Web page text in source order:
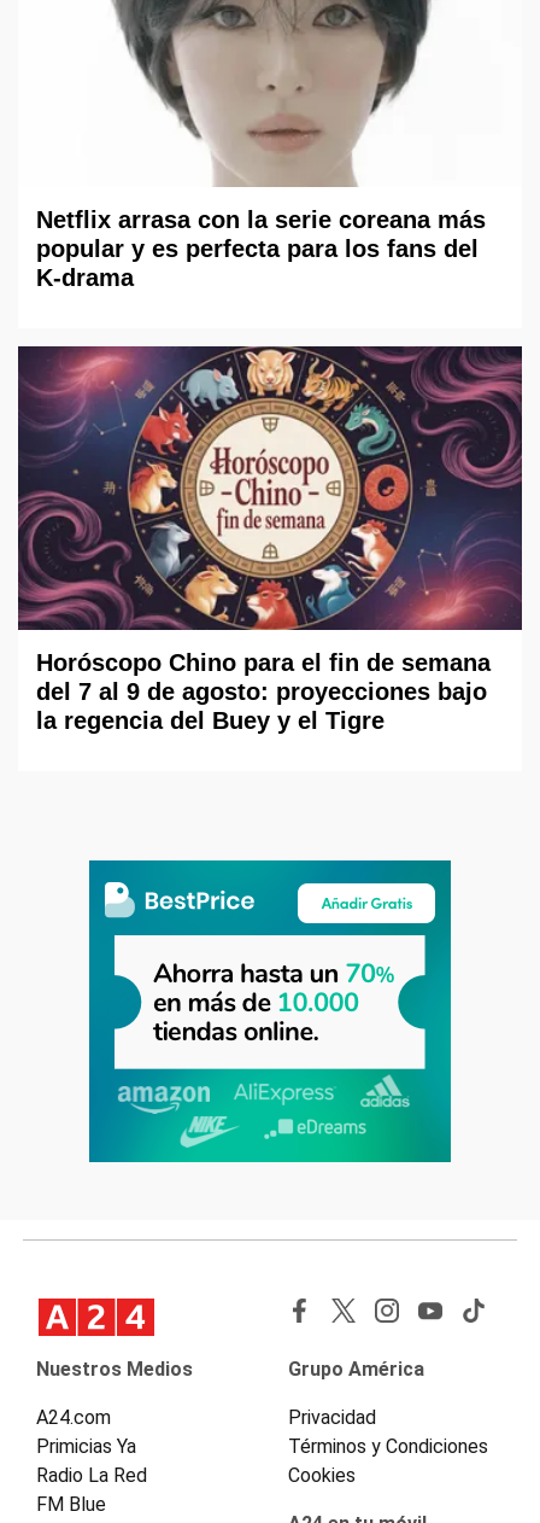
Netflix arrasa con la serie coreana más
popular y es perfecta para los fans del
K-drama
Horóscopo Chino para el fin de semana
del 7 al 9 de agosto: proyecciones bajo
la regencia del Buey y el Tigre
Nuestros Medios
A24.com
Primicias Ya
Radio La Red
FM Blue
Grupo América
Privacidad
Términos y Condiciones
Cookies